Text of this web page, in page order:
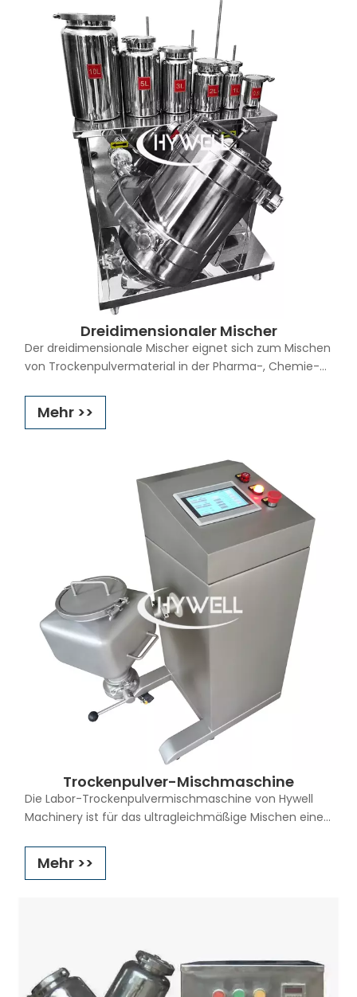
Dreidimensionaler Mischer
Der dreidimensionale Mischer eignet sich zum Mischen
von Trockenpulvermaterial in der Pharma-, Chemie-
Mischen verschiedener Anteile und Feinheiten von
Pulvermischers im Maschinenbetrieb. Aufgrund der
Laufbewegungen des Mischbehälters in mehrere
Richtungen wird das Mischen der verschiedenen Arten
von Materialien im Prozess des Mischens beschleunigt.
Gleichzeitig wird das Phänomen dadurch vermieden,
dass die Ansammlung und Entmischung des Materials
im Schwerkraftverhältnis aufgrund der Zentrifugalkraft
im normalen Mischer erfolgt und eine äußerst gute
Wirkung erzielt werden kann.
Mehr >>
Trockenpulver-Mischmaschine
Die Labor-Trockenpulvermischmaschine von Hywell
Machinery ist für das ultragleichmäßige Mischen einer
und verwandten Industrien konzipiert. Diese Art von
Die gesamte Maschine zeichnet sich durch ein
neuartiges Design, eine kompakte Struktur und ein
Mehr >>